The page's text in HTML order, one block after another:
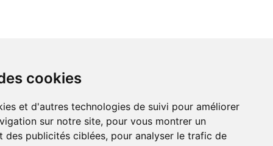
cookies
et d'autres technologies de suivi pour améliorer
sur notre site, pour vous montrer un
des publicités ciblées, pour analyser le trafic de